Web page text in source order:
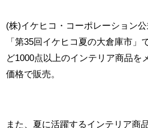
(株)イケヒコ・コーポレーション
「第35回イケヒコ夏の大倉庫市」
ど1000点以上のインテリア商品を
価格で販売。
また、夏に活躍するインテリア商